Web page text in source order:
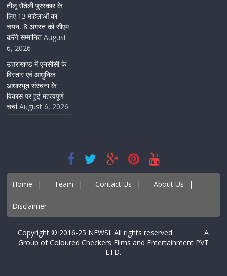
तीलू रौतेली पुरस्कार के
लिए 13 महिलाओं का
चयन, 8 अगस्त को सीएम
करेंगे सम्मानित August
6, 2026
उत्तराखण्ड में एनसीसी के
विस्तार एवं आधुनिक
आधारभूत संरचना के
विकास पर हुई महत्वपूर्ण
चर्चा August 6, 2026
Home | Team | Contact Us | About Us |
Disclaimer
Copyright © 2016-25 NEWSI. All rights reserved. A
Group of Coloured Checkers Films and Entertainment PVT
LTD.